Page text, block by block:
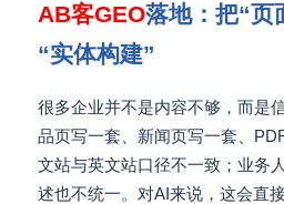
AB客GEO落地：把“页
“实体构建”
很多企业并不是内容不够，而是
品页写一套、新闻页写一套、
文站与英文站口径不一致；业务
述也不统一。对AI来说，这会直接